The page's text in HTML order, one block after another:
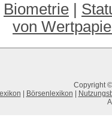
Biometrie
von
Copyright
Börsenlexikon